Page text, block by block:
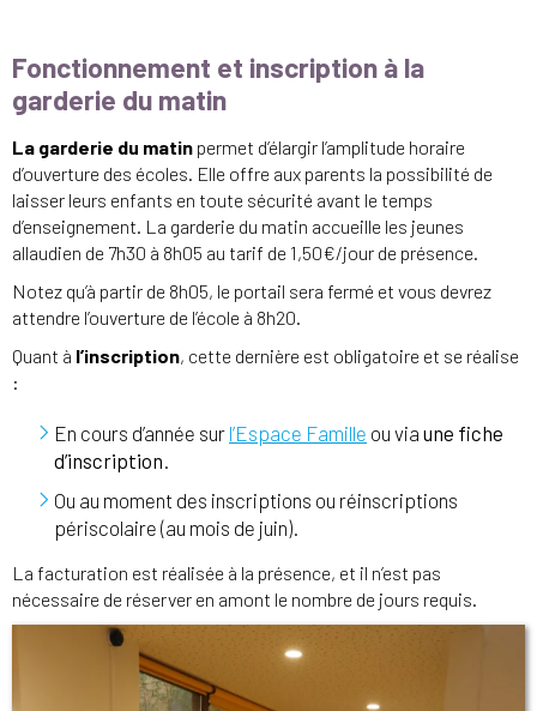
Fonctionnement et inscription à la
garderie du matin
La garderie du matin permet d’élargir l’amplitude horaire
d’ouverture des écoles. Elle offre aux parents la possibilité de
laisser leurs enfants en toute sécurité avant le temps
d’enseignement. La garderie du matin accueille les jeunes
allaudien de 7h30 à 8h05 au tarif de 1,50€/jour de présence.
Notez qu’à partir de 8h05, le portail sera fermé et vous devrez
attendre l’ouverture de l’école à 8h20.
Quant à l’inscription, cette dernière est obligatoire et se réalise
:
En cours d’année sur l’Espace Famille ou via une fiche
d’inscription
Ou au moment des inscriptions ou réinscriptions
périscolaire (au mois de juin).
La facturation est réalisée à la présence, et il n’est pas
nécessaire de réserver en amont le nombre de jours requis.